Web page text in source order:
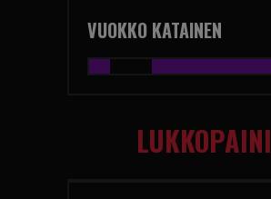
VUOKKO KATAINEN
LUKKOPAINI